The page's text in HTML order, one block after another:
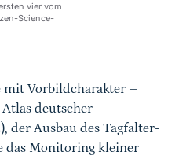
vier vom
Science-
mit Vorbildcharakter –
deutscher
der Ausbau des Tagfalter-
das Monitoring kleiner